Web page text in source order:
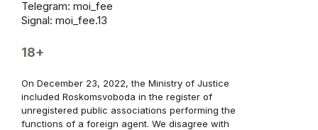
Telegram: moi_fee
Signal: moi_fee.13
18+
On December 23, 2022, the Ministry of Justice
included Roskomsvoboda in the register of
unregistered public associations performing the
functions of a foreign agent. We disagree with